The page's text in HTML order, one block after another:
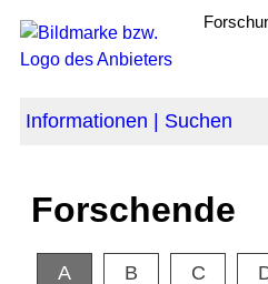
Informationen | Suchen
Forschende
A B C